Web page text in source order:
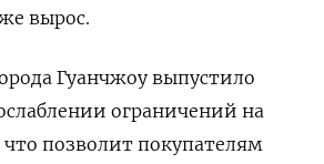
вырос.
Гуанчжоу выпустило
ограничений на
позволит покупателям